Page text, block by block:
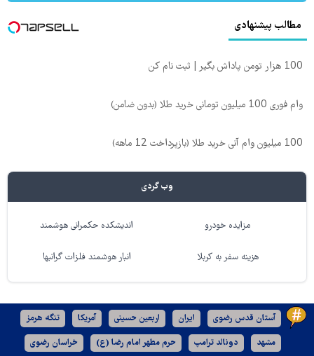
مطالب پیشنهادی
100 هزار تومن پاداش بگیر | ثبت نام کن
وام فوری 100 میلیون تومانی خرید طلا (بدون ضامن)
100 میلیون وام آنی خرید طلا (بازپرداخت 12 ماهه)
وب گردی
مزایده خودرو اندیشکده حکمرانی هوشمند
هزینه سفر به کربلا انبار هوشمند فلزات گرانبها
آستان قدس رضوی ایران اربعین حسینی آمریکا تنگه هرمز
مشهد دونالد ترامپ حرم مطهر امام رضا (ع) خراسان رضوی